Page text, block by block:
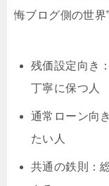
悔ブログ側の世界
残価設定向き
丁寧に保つ人
通常ローン向
たい人
共通の鉄則：